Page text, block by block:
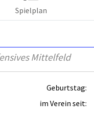
Spielplan
Mittelfeld
Geburtstag:
im Verein seit: